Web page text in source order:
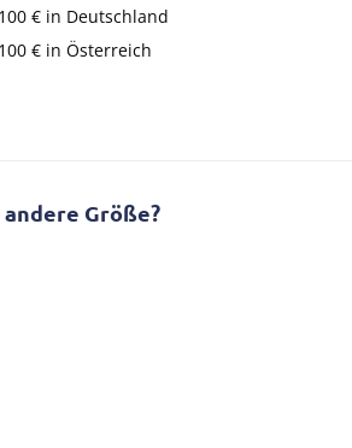
€ in Deutschland
€ in Österreich
Größe?